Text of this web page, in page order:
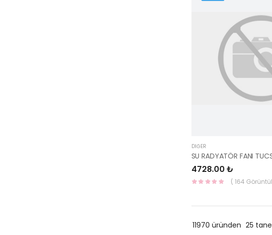
DIĞER
4728.00 ₺
( 164
11970 üründen 25